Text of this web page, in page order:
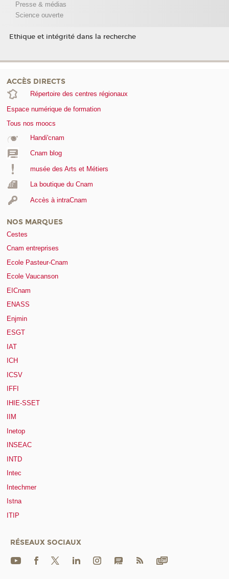
Presse & médias
Science ouverte
Ethique et intégrité dans la recherche
ACCÈS DIRECTS
Répertoire des centres régionaux
Espace numérique de formation
Tous nos moocs
Handi'cnam
Cnam blog
musée des Arts et Métiers
La boutique du Cnam
Accès à intraCnam
NOS MARQUES
Cestes
Cnam entreprises
Ecole Pasteur-Cnam
Ecole Vaucanson
EICnam
ENASS
Enjmin
ESGT
IAT
ICH
ICSV
IFFI
IHIE-SSET
IIM
Inetop
INSEAC
INTD
Intec
Intechmer
Istna
ITIP
RÉSEAUX SOCIAUX